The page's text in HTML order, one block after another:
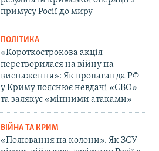
примусу Росії до миру
ПОЛІТИКА
«Короткострокова акція
перетворилася на війну на
виснаження»: Як пропаганда РФ
у Криму пояснює невдачі «СВО»
та залякує «мінними атаками»
ВІЙНА ТА КРИМ
«Полювання на колони». Як ЗСУ